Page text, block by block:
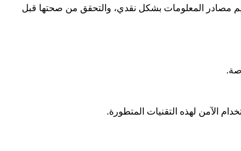
مصادر المعلومات بشكل نقدي، والتحقق من صحتها قبل
الآمن لهذه التقنيات المتطورة.